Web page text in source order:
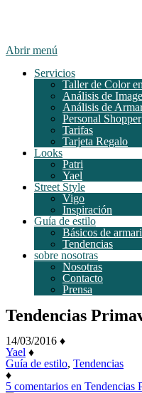
Abrir menú
Servicios
Taller de Color
Análisis de
Análisis de
Personal Shopper
Tarifas
Tarjeta Regalo
Looks
Patri
Yael
Street Style
Vigo
Inspiración
Guía de estilo
Básicos de
Tendencias
sobre nosotras
Nosotras
Contacto
Prensa
Tendencias
14/03/2016 ♦
Yael ♦
Guía de estilo, Tendencias
♦
5 comentarios en Tendencias